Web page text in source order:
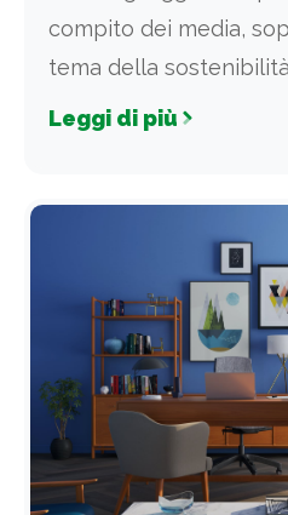
compito dei media,
tema della
Leggi di più